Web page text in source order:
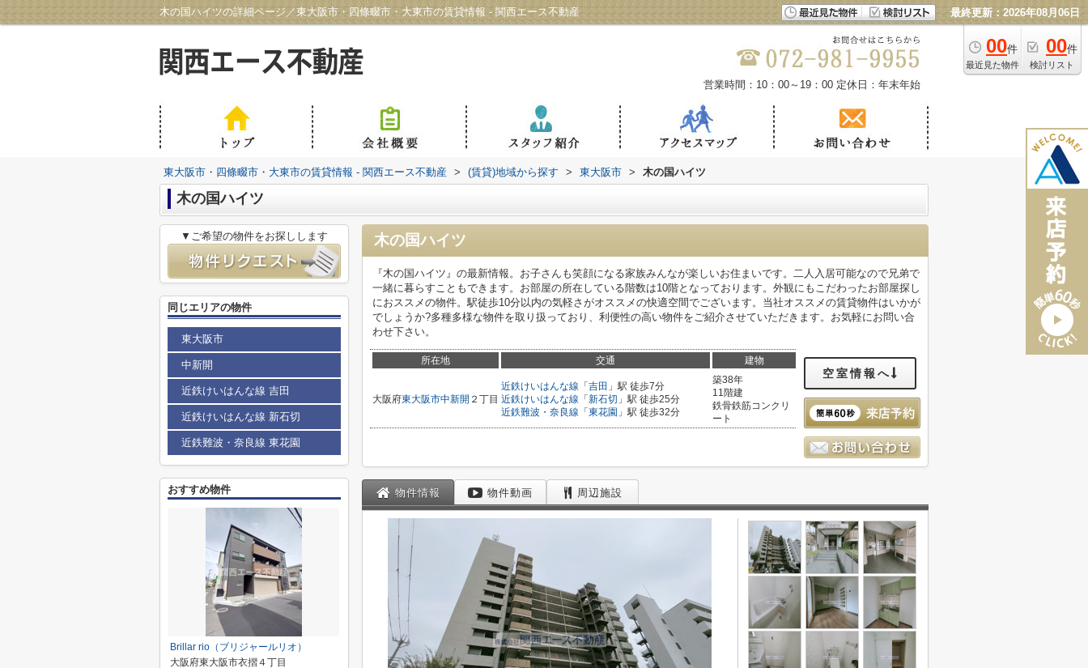
木の国ハイツの詳細ページ／東大阪市・四條畷市・大東市の賃貸情報 - 関西エース不動産 最終更新：2026年08月06日
00件
最近見た物件
00件
検討リスト
営業時間：10：00～19：00 定休日：年末年始
東大阪市・四條畷市・大東市の賃貸情報 - 関西エース不動産 > (賃貸)地域から探す > 東大阪市 > 木の国ハイツ
木の国ハイツ
木の国ハイツ
『木の国ハイツ』の最新情報。お子さんも笑顔になる家族みんなが楽しいお住まいです。二人入居可能なので兄弟で
一緒に暮らすこともできます。お部屋の所在している階数は10階となっております。外観にもこだわったお部屋探し
におススメの物件。駅徒歩10分以内の気軽さがオススメの快適空間でございます。当社オススメの賃貸物件はいかが
でしょうか?多種多様な物件を取り扱っており、利便性の高い物件をご紹介させていただきます。お気軽にお問い合
わせ下さい。
所在地 交通 建物
大阪府東大阪市中新開 ２丁目
近鉄けいはんな線 「 吉田 」駅 徒歩7分
近鉄けいはんな線 「 新石切 」駅 徒歩25分
近鉄難波・奈良線 「 東花園 」駅 徒歩32分
築38年
11階建
鉄骨鉄筋コンクリ
ート
空室情報へ
物件情報 物件動画 周辺施設
▼ご希望の物件をお探しします
同じエリアの物件
東大阪市
中新開
近鉄けいはんな線 吉田
近鉄けいはんな線 新石切
近鉄難波・奈良線 東花園
おすすめ物件
Brillar rio（ブリジャールリオ）
大阪府東大阪市衣摺４丁目